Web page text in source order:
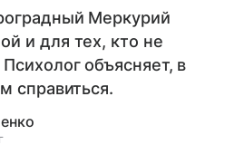
Меркурий
и для тех, кто не
объясняет, в
справиться.